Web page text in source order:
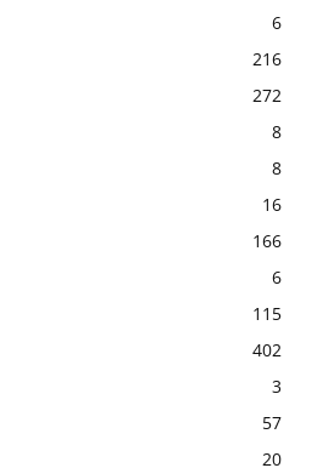
6
216
272
8
8
16
166
6
115
402
3
57
20